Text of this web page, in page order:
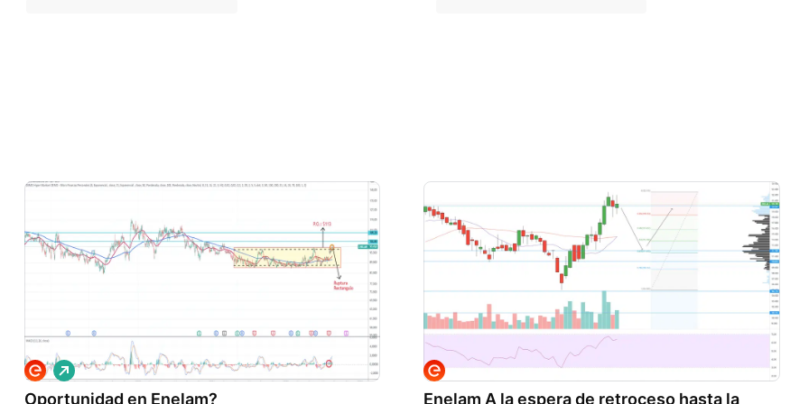
Oportunidad en Enelam?
L
a
r
Enelam A la espera de retroceso hasta la